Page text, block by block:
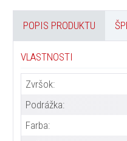
POPIS PRODUKTU
VLASTNOSTI
Zvršok:
Podrážka:
Farba: